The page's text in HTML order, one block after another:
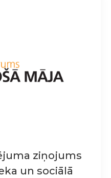
ziņojums
un sociālā